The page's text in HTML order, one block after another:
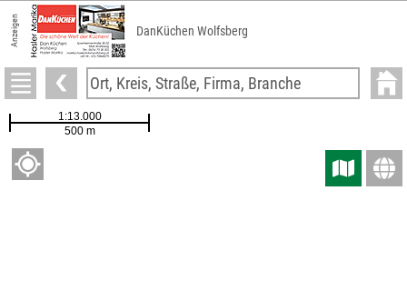
Anzeigen DanKüchen Wolfsberg